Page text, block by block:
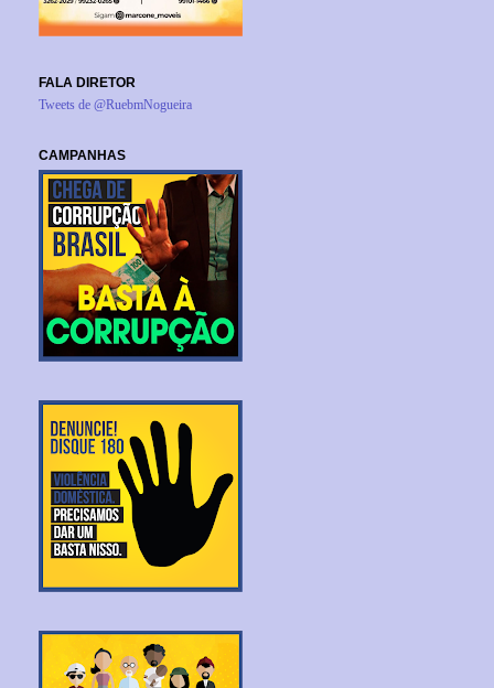
FALA DIRETOR
Tweets de @RuebmNogueira
CAMPANHAS